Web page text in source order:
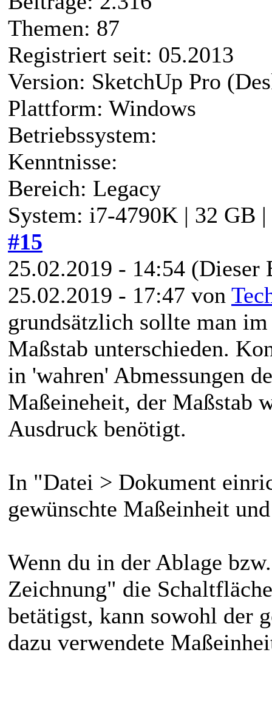
Themen: 87
Registriert seit: 05.2013
Version: SketchUp Pro
Plattform: Windows
Betriebssystem:
Kenntnisse:
Bereich: Legacy
System: i7-4790K | 32 GB
#15
25.02.2019 - 14:54 (Dieser
25.02.2019 - 17:47 von
grundsätzlich sollte man
Maßstab unterschieden.
in 'wahren' Abmessungen
Maßeineheit, der Maßstab
Ausdruck benötigt.
In "Datei > Dokument
gewünschte Maßeinheit
Wenn du in der Ablage
Zeichnung" die
betätigst, kann sowohl der
dazu verwendete